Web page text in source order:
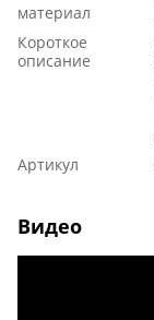
материал
Короткое
описание
Артикул
Видео